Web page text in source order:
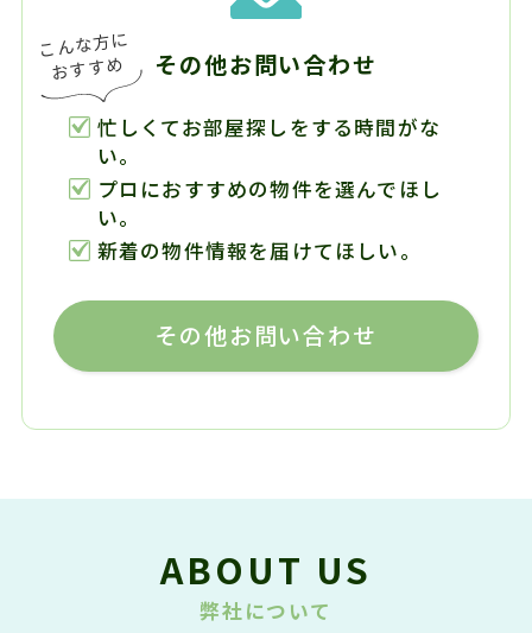
その他お問い合わせ
忙しくてお部屋探しをする時間がな
い。
プロにおすすめの物件を選んでほし
い。
新着の物件情報を届けてほしい。
その他お問い合わせ
ABOUT US
弊社について